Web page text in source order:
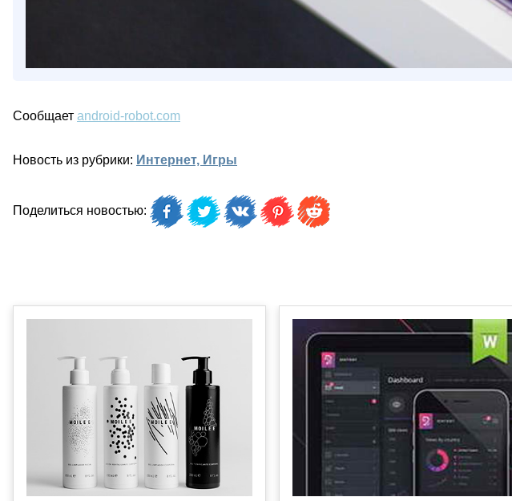
Сообщает android-robot.com
Новость из рубрики: Интернет, Игры
Поделиться новостью: